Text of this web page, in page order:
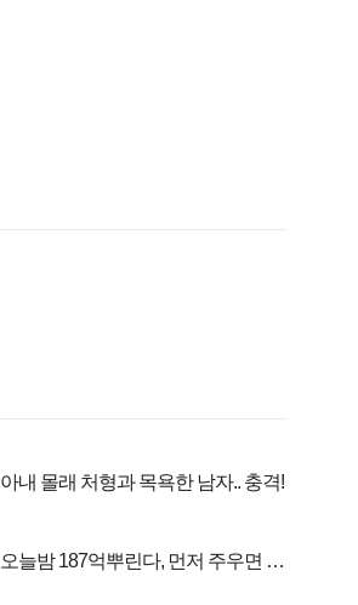
아내 몰래 처형과 목욕한 남자.. 충격!
오늘밤 187억뿌린다, 먼저 주우면 최